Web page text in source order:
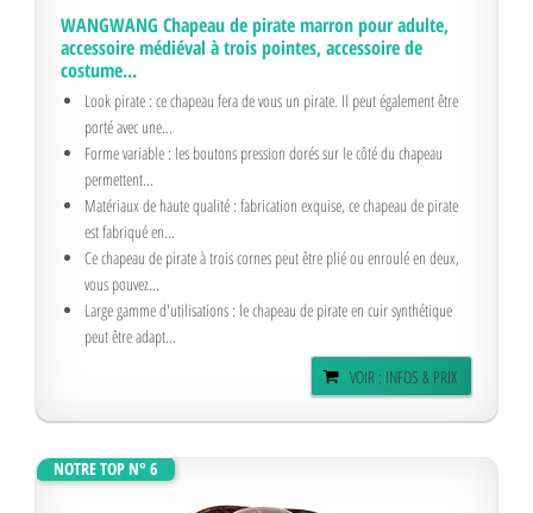
WANGWANG Chapeau de pirate marron pour adulte,
accessoire médiéval à trois pointes, accessoire de
costume...
Look pirate : ce chapeau fera de vous un pirate. Il peut également être
porté avec une...
Forme variable : les boutons pression dorés sur le côté du chapeau
permettent...
Matériaux de haute qualité : fabrication exquise, ce chapeau de pirate
est fabriqué en...
Ce chapeau de pirate à trois cornes peut être plié ou enroulé en deux,
vous pouvez...
Large gamme d'utilisations : le chapeau de pirate en cuir synthétique
peut être adapt...
VOIR : INFOS & PRIX
NOTRE TOP N° 6